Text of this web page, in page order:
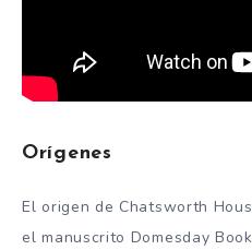
Orígenes
El origen de Chatsworth
el manuscrito Domesday